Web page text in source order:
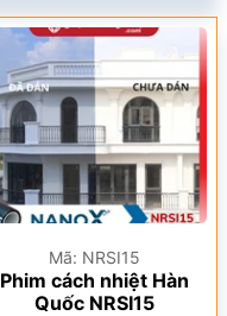
Mã: NRSI15
Phim cách nhiệt Hàn
Quốc NRSI15